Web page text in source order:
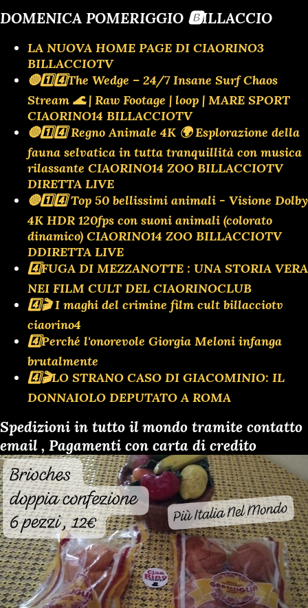
DOMENICA POMERIGGIO 🅱️ILLACCIO
LA NUOVA HOME PAGE DI CIAORINO3
BILLACCIOTV
🔴1️⃣4️⃣The Wedge – 24/7 Insane Surf Chaos
Stream 🌊 | Raw Footage | loop | MARE SPORT
CIAORINO14 BILLACCIOTV
🔴1️⃣4️⃣ Regno Animale 4K 🌍 Esplorazione della
fauna selvatica in tutta tranquillità con musica
rilassante CIAORINO14 ZOO BILLACCIOTV
DIRETTA LIVE
🔴1️⃣4️⃣ Top 50 bellissimi animali - Visione Dolby
4K HDR 120fps con suoni animali (colorato
dinamico) CIAORINO14 ZOO BILLACCIOTV
DDIRETTA LIVE
4️⃣FUGA DI MEZZANOTTE : UNA STORIA VERA
NEI FILM CULT DEL CIAORINOCLUB
4️⃣🎬 I maghi del crimine film cult billacciotv
ciaorino4
4️⃣Perché l'onorevole Giorgia Meloni infanga
brutalmente
4️⃣🎬LO STRANO CASO DI GIACOMINIO: IL
DONNAIOLO DEPUTATO A ROMA
Spedizioni in tutto il mondo tramite contatto
email , Pagamenti con carta di credito